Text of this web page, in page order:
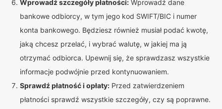
Wprowadź szczegóły płatności: Wprowadź dane
bankowe odbiorcy, w tym jego kod SWIFT/BIC i numer
konta bankowego. Będziesz również musiał podać kwotę,
jaką chcesz przelać, i wybrać walutę, w jakiej ma ją
otrzymać odbiorca. Upewnij się, że sprawdzasz wszystkie
informacje podwójnie przed kontynuowaniem.
Sprawdź płatność i opłaty: Przed zatwierdzeniem
płatności sprawdź wszystkie szczegóły, czy są poprawne.